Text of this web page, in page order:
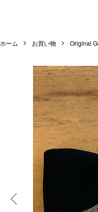
ホーム お買い物 Original